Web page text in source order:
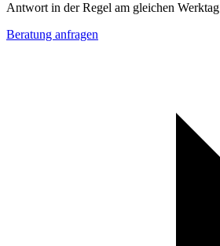
Antwort in der Regel am gleichen Werktag
Beratung anfragen